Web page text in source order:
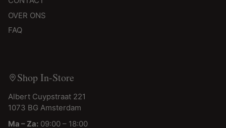
OVER ONS
FAQ
Shop In-Store
Albert Cuypstraat 221
1073 BG Amsterdam
Ma – Za: 09:00 – 18:00